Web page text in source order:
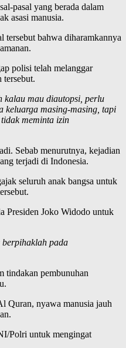
pasal yang berada dalam
asasi manusia.
tersebut bahwa diharamkannya
polisi telah melanggar
tersebut.
kalau mau diautopsi, perlu
keluarga masing-masing, tapi
meminta izin
Sebab menurutnya, kejadian
terjadi di Indonesia.
seluruh anak bangsa untuk
Presiden Joko Widodo untuk
berpihaklah pada
tindakan pembunuhan
Quran, nyawa manusia jauh
Polri untuk mengingat